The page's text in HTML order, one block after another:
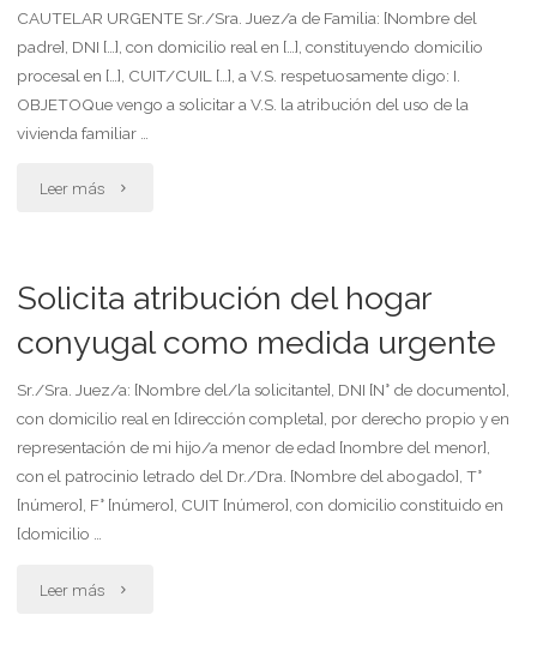
cautelar
urgente"
CAUTELAR URGENTE Sr./Sra. Juez/a de Familia: [Nombre del
padre], DNI […], con domicilio real en […], constituyendo domicilio
procesal en […], CUIT/CUIL […], a V.S. respetuosamente digo: I.
OBJETOQue vengo a solicitar a V.S. la atribución del uso de la
vivienda familiar …
Leer más "Solicita
vivienda
y
Solicita atribución del hogar
conyugal como medida urgente
Sr./Sra. Juez/a: [Nombre del/la solicitante], DNI [N° de documento],
con domicilio real en [dirección completa], por derecho propio y en
representación de mi hijo/a menor de edad [nombre del menor],
con el patrocinio letrado del Dr./Dra. [Nombre del abogado], T°
[número], F° [número], CUIT [número], con domicilio constituido en
[domicilio …
Leer más "Solicita